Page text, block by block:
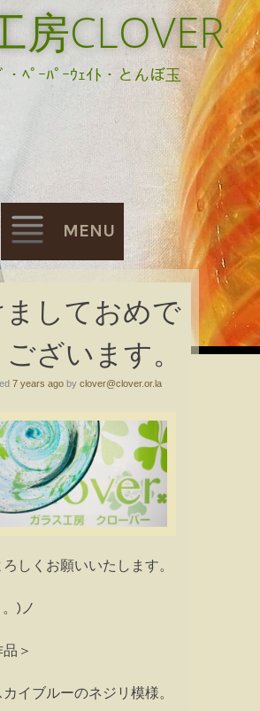
房CLOVER
・ﾍﾟｰﾊﾟｰｳｪｲﾄ・とんぼ玉
MENU
Skip
to
content
ましておめで
ざいます。
7 years agoby clover@clover.or.la
しくお願いいたします。
)ノ
＞
イブルーのネジリ模様。